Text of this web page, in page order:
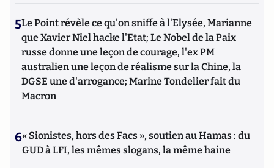
5Le Point révèle ce qu'on sniffe à l'Elysée, Marianne
que Xavier Niel hacke l'Etat; Le Nobel de la Paix
russe donne une leçon de courage, l'ex PM
australien une leçon de réalisme sur la Chine, la
DGSE une d'arrogance; Marine Tondelier fait du
Macron
6« Sionistes, hors des Facs », soutien au Hamas : du
GUD à LFI, les mêmes slogans, la même haine